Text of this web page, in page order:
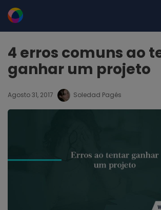
4 erros comuns ao
ganhar um projeto
Agosto 31, 2017 Soledad Pagés